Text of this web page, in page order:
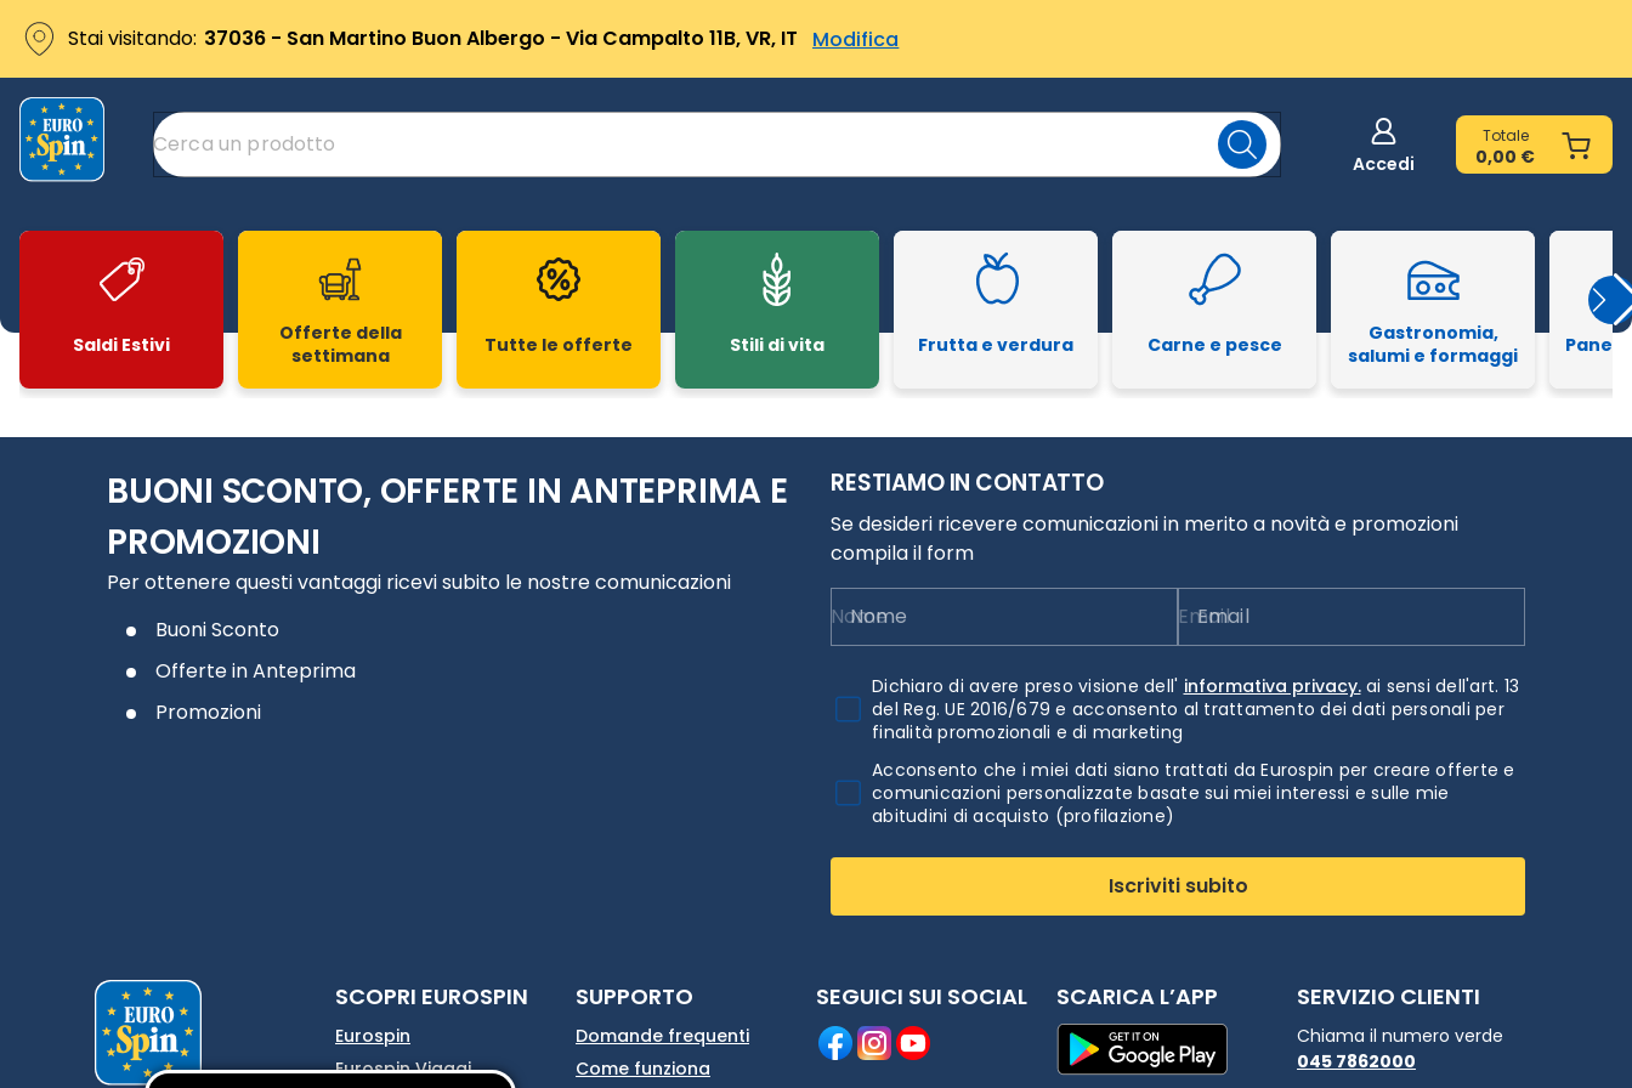
Stai visitando: 37036 - San Martino Buon Albergo - Via Campalto 11B, VR, IT Modifica
Accedi
Totale
0,00 €
Saldi Estivi
Offerte della
settimana
Tutte le offerte Stili di vita Frutta e verdura Carne e pesce
Gastronomia,
salumi e formaggi
Pane
BUONI SCONTO, OFFERTE IN ANTEPRIMA E
PROMOZIONI
Per ottenere questi vantaggi ricevi subito le nostre comunicazioni
Buoni Sconto
Offerte in Anteprima
Promozioni
RESTIAMO IN CONTATTO
Se desideri ricevere comunicazioni in merito a novità e promozioni
compila il form
Nome Email
Dichiaro di avere preso visione dell' informativa privacy.ai sensi dell'art. 13
del Reg. UE 2016/679 e acconsento al trattamento dei dati personali per
finalità promozionali e di marketing
Acconsento che i miei dati siano trattati da Eurospin per creare offerte e
comunicazioni personalizzate basate sui miei interessi e sulle mie
abitudini di acquisto (profilazione)
Iscriviti subito
SCOPRI EUROSPIN
Eurospin
Eurospin Viaggi
SUPPORTO
Domande frequenti
Come funziona
SEGUICI SUI SOCIAL SCARICA L’APP SERVIZIO CLIENTI
Chiama il numero verde
045 7862000